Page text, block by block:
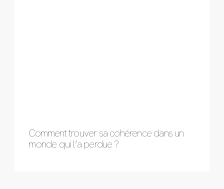
Comment trouver sa cohérence dans un
monde qui l’a perdue ?